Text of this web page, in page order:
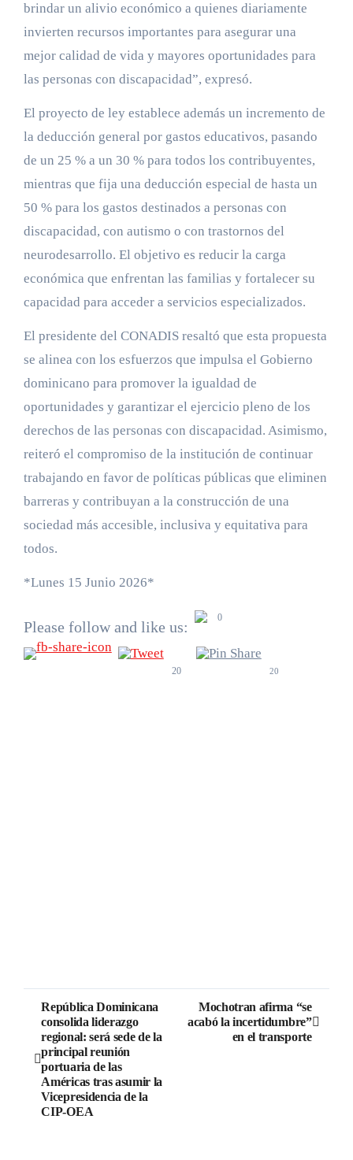
brindar un alivio económico a quienes diariamente
invierten recursos importantes para asegurar una
mejor calidad de vida y mayores oportunidades para
las personas con discapacidad”, expresó.
El proyecto de ley establece además un incremento de
la deducción general por gastos educativos, pasando
de un 25 % a un 30 % para todos los contribuyentes,
mientras que fija una deducción especial de hasta un
50 % para los gastos destinados a personas con
discapacidad, con autismo o con trastornos del
neurodesarrollo. El objetivo es reducir la carga
económica que enfrentan las familias y fortalecer su
capacidad para acceder a servicios especializados.
El presidente del CONADIS resaltó que esta propuesta
se alinea con los esfuerzos que impulsa el Gobierno
dominicano para promover la igualdad de
oportunidades y garantizar el ejercicio pleno de los
derechos de las personas con discapacidad. Asimismo,
reiteró el compromiso de la institución de continuar
trabajando en favor de políticas públicas que eliminen
barreras y contribuyan a la construcción de una
sociedad más accesible, inclusiva y equitativa para
todos.
*Lunes 15 Junio 2026*
Please follow and like us:
0
20 20
República Dominicana
consolida liderazgo
regional: será sede de la
principal reunión
portuaria de las
Américas tras asumir la
Vicepresidencia de la
CIP-OEA
Mochotran afirma “se
acabó la incertidumbre”
en el transporte